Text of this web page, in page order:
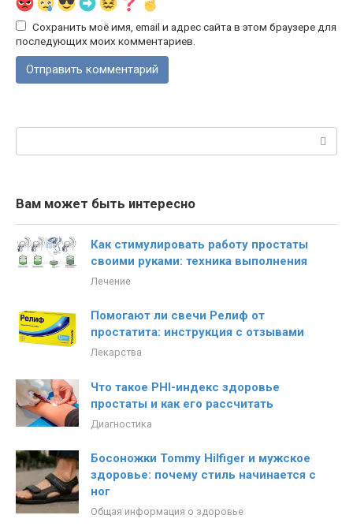
Сохранить моё имя, email и адрес сайта в этом браузере для
последующих моих комментариев.
Поиск:
Вам может быть интересно
Как стимулировать работу простаты
своими руками: техника выполнения
Лечение
Помогают ли свечи Релиф от
простатита: инструкция с отзывами
Лекарства
Что такое PHI-индекс здоровье
простаты и как его рассчитать
Диагностика
Босоножки Tommy Hilfiger и мужское
здоровье: почему стиль начинается с
ног
Общая информация о здоровье